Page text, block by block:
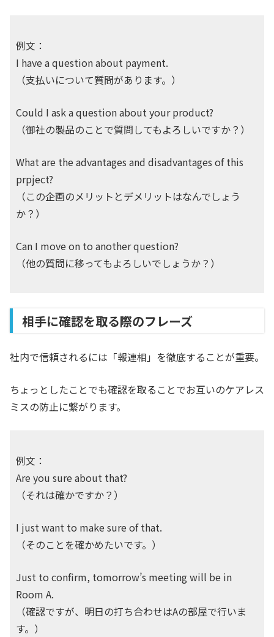
例文：
I have a question about payment.
（支払いについて質問があります。）
Could I ask a question about your product?
（御社の製品のことで質問してもよろしいですか？）
What are the advantages and disadvantages of this
prpject?
（この企画のメリットとデメリットはなんでしょう
か？）
Can I move on to another question?
（他の質問に移ってもよろしいでしょうか？）
相手に確認を取る際のフレーズ
社内で信頼されるには「報連相」を徹底することが重要。
ちょっとしたことでも確認を取ることでお互いのケアレス
ミスの防止に繋がります。
例文：
Are you sure about that?
（それは確かですか？）
I just want to make sure of that.
（そのことを確かめたいです。）
Just to confirm, tomorrow’s meeting will be in
Room A.
（確認ですが、明日の打ち合わせはAの部屋で行いま
す。）